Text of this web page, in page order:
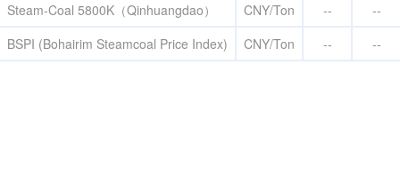
Steam-Coal 5800K（Qinhuangdao）
CNY/Ton --
--
BSPI (Bohairim Steamcoal Price Index)
CNY/Ton -- --